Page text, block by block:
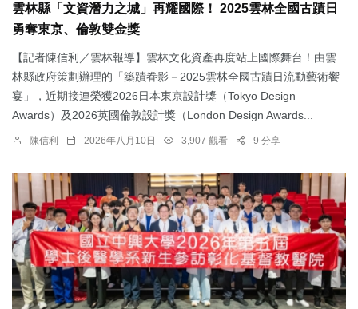
雲林縣「文資潛力之城」再耀國際！ 2025雲林全國古蹟日
勇奪東京、倫敦雙金獎
【記者陳信利／雲林報導】雲林文化資產再度站上國際舞台！由雲
林縣政府策劃辦理的「築蹟眷影－2025雲林全國古蹟日流動藝術饗
宴」，近期接連榮獲2026日本東京設計獎（Tokyo Design
Awards）及2026英國倫敦設計獎（London Design Awards...
陳信利 2026年八月10日 3,907 觀看 9 分享